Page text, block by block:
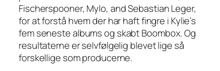
Fischerspooner, Mylo, and Sebastian Leger,
for at forstå hvem der har haft fingre i Kylie’s
fem seneste albums og skabt Boombox. Og
resultaterne er selvfølgelig blevet lige så
forskellige som producerne.